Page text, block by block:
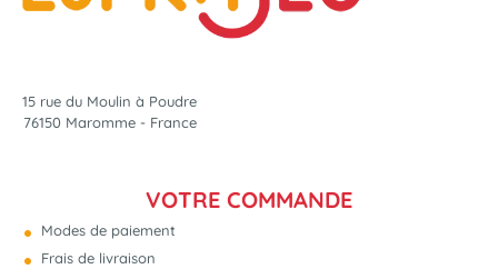
15 rue du Moulin à Poudre
76150 Maromme - France
VOTRE COMMANDE
Modes de paiement
Frais de livraison